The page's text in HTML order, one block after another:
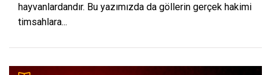
hayvanlardandır. Bu yazımızda da göllerin gerçek hakimi
timsahlara...